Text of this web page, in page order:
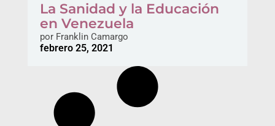
La Sanidad y la Educación
en Venezuela
porFranklin Camargo
febrero 25, 2021